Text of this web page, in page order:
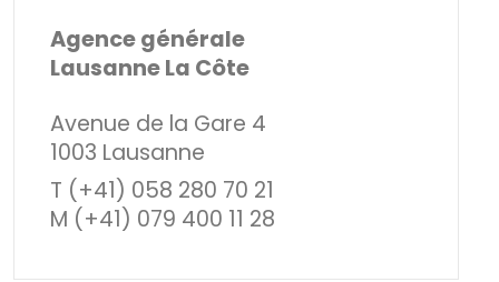
Agence générale
Lausanne La Côte
Avenue de la Gare 4
1003 Lausanne
T (+41) 058 280 70 21
M (+41) 079 400 11 28